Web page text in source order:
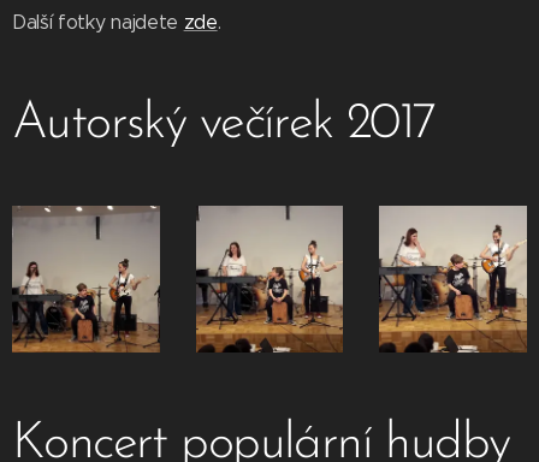
Další fotky najdete zde.
Autorský večírek 2017
Koncert populární hudby